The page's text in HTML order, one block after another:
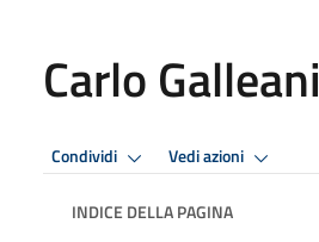
Carlo Galleani
Condividi Vedi azioni
INDICE DELLA PAGINA